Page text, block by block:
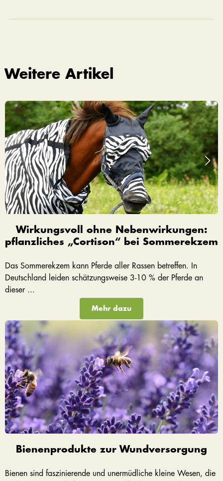
Weitere Artikel
Wirkungsvoll ohne Nebenwirkungen:
pflanzliches „Cortison“ bei Sommerekzem
Das Sommerekzem kann Pferde aller Rassen betreffen. In
Deutschland leiden schätzungsweise 3-10 % der Pferde an
dieser ...
Mehr dazu
Bienenprodukte zur Wundversorgung
Bienen sind faszinierende und unermüdliche kleine Wesen, die